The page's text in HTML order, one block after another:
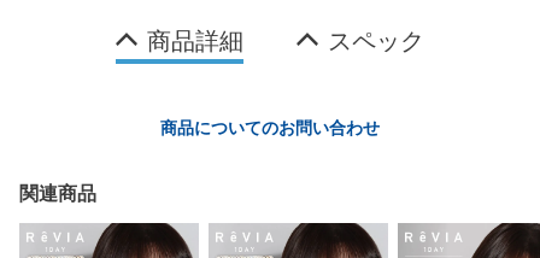
商品詳細 スペック
商品についてのお問い合わせ
関連商品